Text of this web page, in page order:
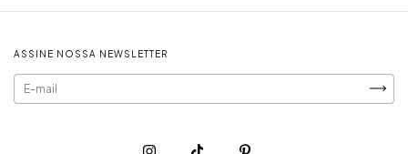
ASSINE NOSSA NEWSLETTER